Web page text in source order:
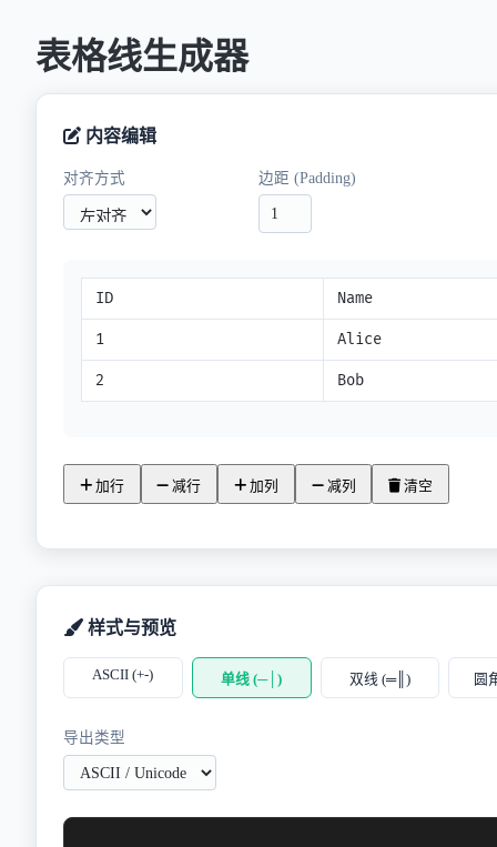
表格线生成器
内容编辑
对齐方式 边距 (Padding)
加行 减行 加列 减列 清空
样式与预览
ASCII (+-) 单线 (─│) 双线 (═║) 圆
导出类型